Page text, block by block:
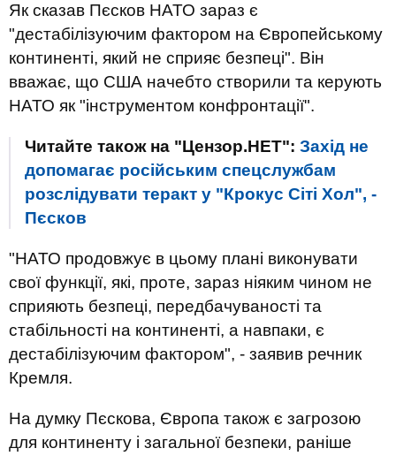
Як сказав Пєсков НАТО зараз є
"дестабілізуючим фактором на Європейському
континенті, який не сприяє безпеці". Він
вважає, що США начебто створили та керують
НАТО як "інструментом конфронтації".
Читайте також на "Цензор.НЕТ": Захід не
допомагає російським спецслужбам
розслідувати теракт у "Крокус Сіті Хол", -
Пєсков
"НАТО продовжує в цьому плані виконувати
свої функції, які, проте, зараз ніяким чином не
сприяють безпеці, передбачуваності та
стабільності на континенті, а навпаки, є
дестабілізуючим фактором", - заявив речник
Кремля.
На думку Пєскова, Європа також є загрозою
для континенту і загальної безпеки, раніше